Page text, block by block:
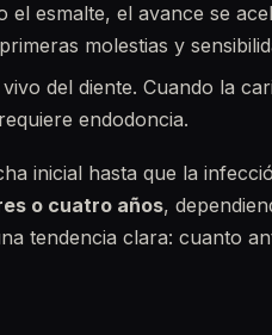
el esmalte, el avance se
molestias y
del diente. Cuando la
endodoncia.
inicial hasta que la
o cuatro años,
tendencia clara: cuanto